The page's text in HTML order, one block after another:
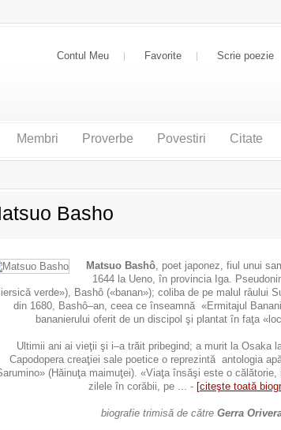
Contul Meu Favorite Scrie poezie
Membri Proverbe Povestiri Citate
Basho
Matsuo Bashô, poet japonez, fiul unui
1644 la Ueno, în provincia Iga.
verde»), Bashô («banan»); coliba de pe malul râului
din 1680, Bashô–an, ceea ce înseamnă «Ermitajul
bananierului oferit de un discipol şi plantat în faţa
Ultimii ani ai vieţii şi i–a trăit pribegind; a murit la Osaka
Capodopera creaţiei sale poetice o reprezintă antologia
(Hăinuţa maimuţei). «Viaţa însăşi este o
zilele în corăbii, pe ... - [citeşte toată
biografie trimisă de către Gerra